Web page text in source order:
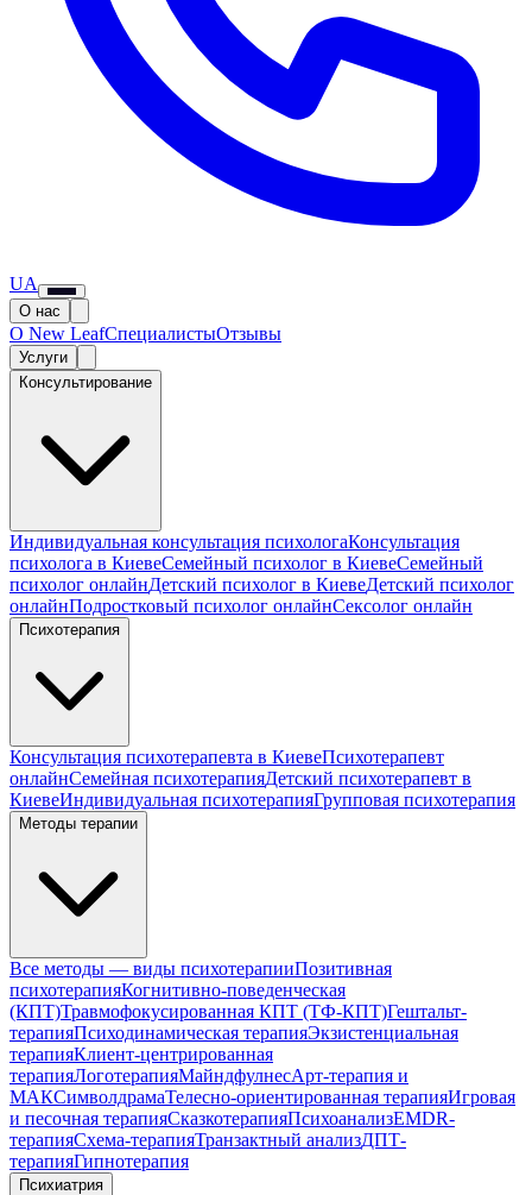
UA
О нас
О New LeafСпециалистыОтзывы
Услуги
Консультирование
Индивидуальная консультация психологаКонсультация
психолога в КиевеСемейный психолог в КиевеСемейный
психолог онлайнДетский психолог в КиевеДетский психолог
онлайнПодростковый психолог онлайнСексолог онлайн
Психотерапия
Консультация психотерапевта в КиевеПсихотерапевт
онлайнСемейная психотерапияДетский психотерапевт в
КиевеИндивидуальная психотерапияГрупповая психотерапия
Методы терапии
Все методы — виды психотерапииПозитивная
психотерапияКогнитивно-поведенческая
(КПТ)Травмофокусированная КПТ (ТФ-КПТ)Гештальт-
терапияПсиходинамическая терапияЭкзистенциальная
терапияКлиент-центрированная
терапияЛоготерапияМайндфулнесАрт-терапия и
МАКСимволдрамаТелесно-ориентированная терапияИгровая
и песочная терапияСказкотерапияПсихоанализEMDR-
терапияСхема-терапияТранзактный анализДПТ-
терапияГипнотерапия
Психиатрия